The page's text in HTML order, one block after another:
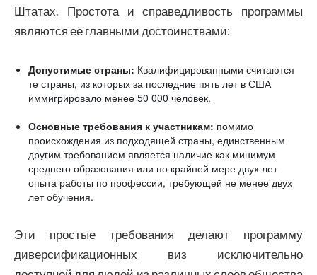
Штатах. Простота и справедливость программы
являются её главными достоинствами:
Допустимые страны: Квалифицированными считаются
те страны, из которых за последние пять лет в США
иммигрировало менее 50 000 человек.
Основные требования к участникам: помимо
происхождения из подходящей страны, единственным
другим требованием является наличие как минимум
среднего образования или по крайней мере двух лет
опыта работы по профессии, требующей не менее двух
лет обучения.
Эти простые требования делают программу
диверсификационных виз исключительно